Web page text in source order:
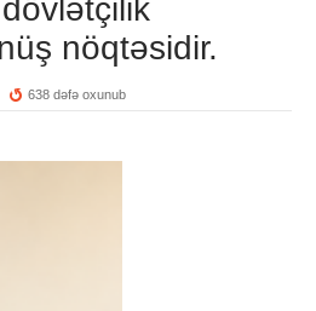
nöqtəsidir.
638 dəfə oxunub